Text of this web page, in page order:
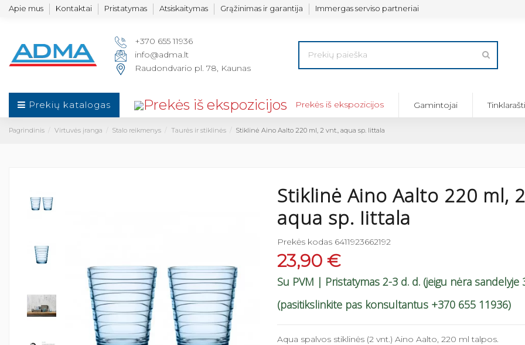
Apie mus Kontaktai Pristatymas Atsiskaitymas Grąžinimas ir garantija Immergas serviso partneriai
+370 655 11936
info@adma.lt
Raudondvario pl. 78, Kaunas
Prekių katalogas Prekės iš ekspozicijos Gamintojai
Pagrindinis Virtuvės įranga Stalo reikmenys Taurės ir stiklinės Stiklinė Aino Aalto 220 ml, 2 vnt., aqua sp. Iittala
Stiklinė Aino Aalto 220 ml,
aqua sp. Iittala
Prekės kodas 6411923662192
23,90 €
Su PVM | Pristatymas 2-3 d. d. (jeigu nėra sandelyje
(pasitikslinkite pas konsultantus +370 655 11936)
Aqua spalvos stiklinės (2 vnt.) Aino Aalto, 220 ml talpos.